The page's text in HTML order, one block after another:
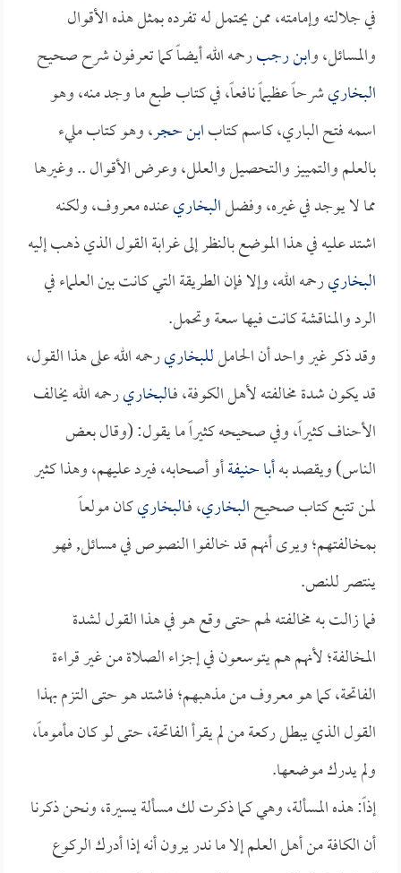
في جلالته وإمامته، ممن يحتمل له تفرده بمثل هذه الأقوال
والمسائل، وابن رجبرحمه الله أيضاً كما تعرفون شرح صحيح
البخاريشرحاً عظيماً نافعاً، في كتاب طبع ما وجد منه، وهو
اسمه فتح الباري، كاسم كتابابن حجر، وهو كتاب مليء
بالعلم والتمييز والتحصيل والعلل، وعرض الأقوال .. وغيرها
مما لا يوجد في غيره، وفضلالبخاريعنده معروف، ولكنه
اشتد عليه في هذا الموضع بالنظر إلى غرابة القول الذي ذهب إليه
البخاريرحمه الله، وإلا فإن الطريقة التي كانت بين العلماء في
الرد والمناقشة كانت فيها سعة وتحمل.
وقد ذكر غير واحد أن الحاملللبخاريرحمه الله على هذا القول،
قد يكون شدة مخالفته لأهل الكوفة، فـالبخاريرحمه الله يخالف
الأحناف كثيراً، وفي صحيحه كثيراً ما يقول: (وقال بعض
الناس) ويقصد بهأبا حنيفةأو أصحابه، فيرد عليهم، وهذا كثير
لمن تتبع كتاب صحيحالبخاري، فـالبخاريكان مولعاً
بمخالفتهم؛ ويرى أنهم قد خالفوا النصوص في مسائل, فهو
ينتصر للنص.
فما زالت به مخالفته لهم حتى وقع هو في هذا القول لشدة
المخالفة؛ لأنهم هم يتوسعون في إجزاء الصلاة من غير قراءة
الفاتحة، كما هو معروف من مذهبهم؛ فاشتد هو حتى التزم بهذا
القول الذي يبطل ركعة من لم يقرأ الفاتحة، حتى لو كان مأموماً،
ولم يدرك موضعها.
إذاً: هذه المسألة، وهي كما ذكرت لك مسألة يسيرة، ونحن ذكرنا
أن الكافة من أهل العلم إلا ما ندر يرون أنه إذا أدرك الركوع